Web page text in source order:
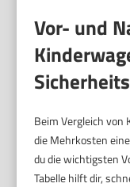
Vor- und
Beim Vergleich von
die Mehrkosten
du die wichtigsten
Tabelle hilft dir,